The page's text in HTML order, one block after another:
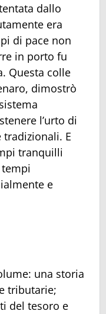
dallo
era
di pace non
in porto fu
Questa colle
dimostrò
l’urto di
E
tranquilli
e
una storia
tributarie;
del tesoro e